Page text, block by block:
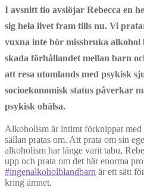
I avsnitt tio avslöjar Rebecca en
sig hela livet fram tills nu. Vi
vuxna inte bör missbruka
skada förhållandet mellan barn
att resa utomlands med psykisk
socioekonomisk status påverkar
psykisk ohälsa.
Alkoholism är intimt förknippat med
sällan pratas om. Att prata om sin
alkoholism har länge varit tabu,
upp och prata om det här enorma
#ingenalkoholblandbarn är ett sätt
kring ämnet.